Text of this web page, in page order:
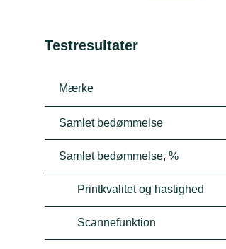
Testresultater
Mærke
Samlet bedømmelse
Samlet bedømmelse, %
Printkvalitet og hastighed
Scannefunktion